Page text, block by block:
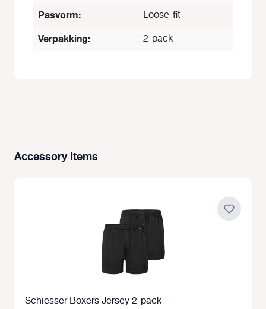
Pasvorm: Loose-fit
Verpakking: 2-pack
Productgalerij overslaan
Accessory Items
Schiesser Boxers Jersey 2-pack